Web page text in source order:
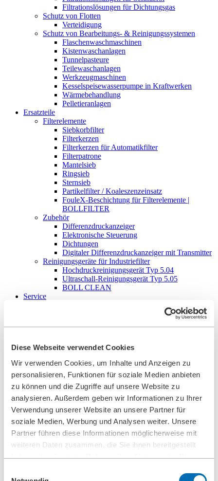
Diese Webseite verwendet Cookies
Wir verwenden Cookies, um Inhalte und Anzeigen zu
personalisieren, Funktionen für soziale Medien anbieten
zu können und die Zugriffe auf unsere Website zu
analysieren. Außerdem geben wir Informationen zu Ihrer
Verwendung unserer Website an unsere Partner für
soziale Medien, Werbung und Analysen weiter. Unsere
Partner führen diese Informationen möglicherweise mit
weiteren Daten zusammen, die Sie ihnen bereitgestellt
haben oder die sie im Rahmen Ihrer Nutzung der Dienste
Filtrationslösungen für Dichtungsgas
Schutz von Flotten
Verteidigung
Schutz von Bearbeitungs- & Reinigungssystemen
Flaschenwaschmaschinen
Kistenwaschanlagen
Tunnelpasteure
Teilewaschanlagen
Werkzeugmaschinen
Kesselspeisewasserpumpe in Kraftwerken
Wärmebehandlung
Pelletieranlagen
Ersatzteile
Filterelemente
Siebkorbfilter
Filterkerzen
Filterkerzen für Automatikfilter
Filterpatrone
Mantelsieb
Ringsieb
Sternsieb
Partikelfilter / Koaleszenzeinsatz
FouleX-Beschichtung für Filterelemente |
BOLLFILTER
Zubehör
Differenzdruckanzeiger
Elektronische Steuerung
Dichtungen
Digitaler Differenzdruckanzeiger mit Transmitter
Reinigungsgeräte für Industriefilter
Hochdruckreinigungsgerät Typ 5.04
Ultraschall-Reinigungsgerät Typ 5.05
BOLL CLEAN
Service
Einsteiger und Erfahrene
Mechatroniker (m/w/d)
Konstruktionsmechaniker (m/w/d)
Produktionstechnologe (m/w/d)
Industriekauffrau/-mann (m/w/d)
Studenten
Schulpraktikum
Leitbild Unternehmensphilosophie
Führungsleitlinien
Unternehmerische Verantwortung
Umweltmanagement